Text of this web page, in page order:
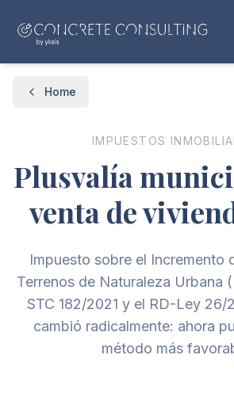
Home
IMPUESTOS
Plusvalía
venta de
Impuesto sobre el Incremento
Terrenos de Naturaleza Urbana
STC 182/2021 y el RD-Ley 26/
cambió radicalmente: ahora
método más